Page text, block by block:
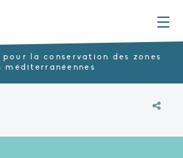
la conservation des zones
méditerranéennes